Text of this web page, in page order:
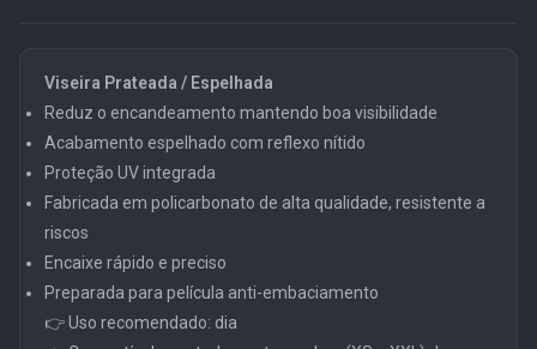
Viseira Prateada / Espelhada
Reduz o encandeamento mantendo boa visibilidade
Acabamento espelhado com reflexo nítido
Proteção UV integrada
Fabricada em policarbonato de alta qualidade, resistente a
riscos
Encaixe rápido e preciso
Preparada para película anti-embaciamento
👉 Uso recomendado: dia